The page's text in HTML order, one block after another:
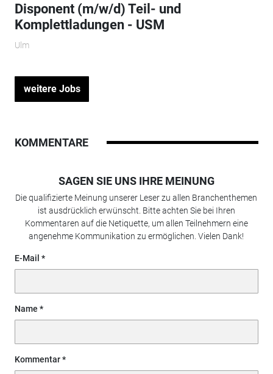
Disponent (m/w/d) Teil- und
Komplettladungen - USM
Ulm
weitere Jobs
KOMMENTARE
SAGEN SIE UNS IHRE MEINUNG
Die qualifizierte Meinung unserer Leser zu allen Branchenthemen
ist ausdrücklich erwünscht. Bitte achten Sie bei Ihren
Kommentaren auf die Netiquette, um allen Teilnehmern eine
angenehme Kommunikation zu ermöglichen. Vielen Dank!
E-Mail
Name
Kommentar